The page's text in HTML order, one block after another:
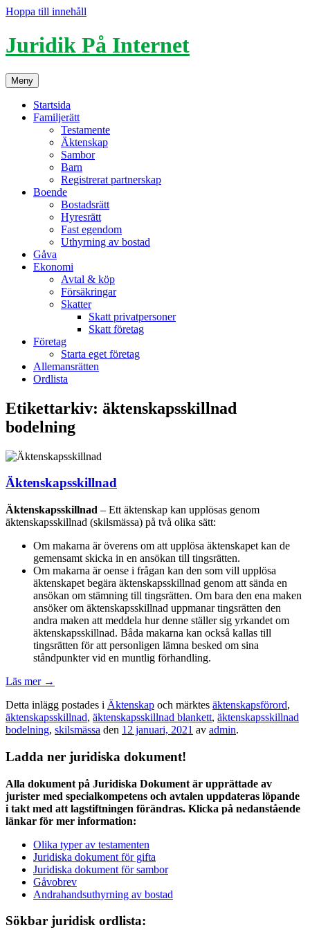
Hoppa till innehåll
Juridik På Internet
Meny
Startsida
Familjerätt
Testamente
Äktenskap
Sambor
Barn
Registrerat partnerskap
Boende
Bostadsrätt
Hyresrätt
Fast egendom
Uthyrning av bostad
Gåva
Ekonomi
Avtal & köp
Försäkringar
Skatter
Skatt privatpersoner
Skatt företag
Företag
Starta eget företag
Allemansrätten
Ordlista
Etikettarkiv: äktenskapsskillnad
bodelning
Äktenskapsskillnad
Äktenskapsskillnad – Ett äktenskap kan upplösas genom
äktenskapsskillnad (skilsmässa) på två olika sätt:
Om makarna är överens om att upplösa äktenskapet kan de
gemensamt skicka in en ansökan till tingsrätten.
Om makarna är oense i frågan kan den som vill upplösa
äktenskapet begära äktenskapsskillnad genom att sända en
ansökan om stämning till tingsrätten. Om bara den ena maken
ansöker om äktenskapsskillnad uppmanar tingsrätten den
andra maken att meddela hur denne ställer sig yrkandet om
äktenskapsskillnad. Båda makarna kan också kallas till
tingsrätten för att personligen lämna besked om sina
ståndpunkter vid en muntlig förhandling.
Läs mer →
Detta inlägg postades i Äktenskap och märktes äktenskapsförord,
äktenskapsskillnad, äktenskapsskillnad blankett, äktenskapsskillnad
bodelning, skilsmässa den 12 januari, 2021 av admin.
Ladda ner juridiska dokument!
Alla dokument på Juridiska Dokument är upprättade av
jurister med specialkompetens och avtalen uppdateras löpande
i takt med att lagstiftningen förändras. Klicka på nedanstående
länkar för mer information:
Olika typer av testamenten
Juridiska dokument för gifta
Juridiska dokument för sambor
Gåvobrev
Andrahandsuthyrning av bostad
Sökbar juridisk ordlista: